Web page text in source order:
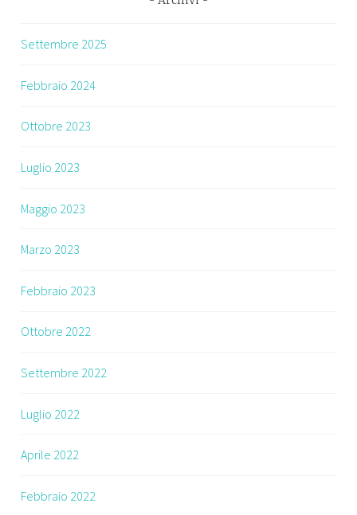
Settembre 2025
Febbraio 2024
Ottobre 2023
Luglio 2023
Maggio 2023
Marzo 2023
Febbraio 2023
Ottobre 2022
Settembre 2022
Luglio 2022
Aprile 2022
Febbraio 2022